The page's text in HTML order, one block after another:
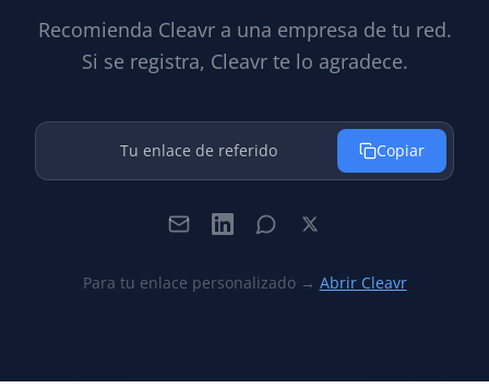
Recomienda Cleavr a una empresa de tu red.
Si se registra, Cleavr te lo agradece.
Tu enlace de referido Copiar
Para tu enlace personalizado → Abrir Cleavr